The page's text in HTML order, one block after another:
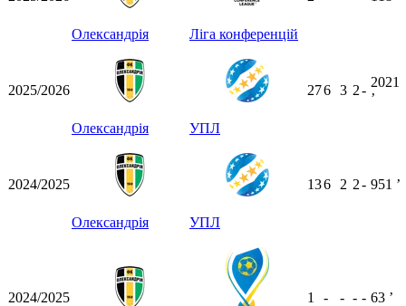
Олександрія Ліга конференцій
2025/2026
Олександрія УПЛ
276 3 2-
2021
ʼ
2024/2025
Олександрія УПЛ
136 2 2- 951 ʼ
2024/2025 1 - - - - 63 ʼ